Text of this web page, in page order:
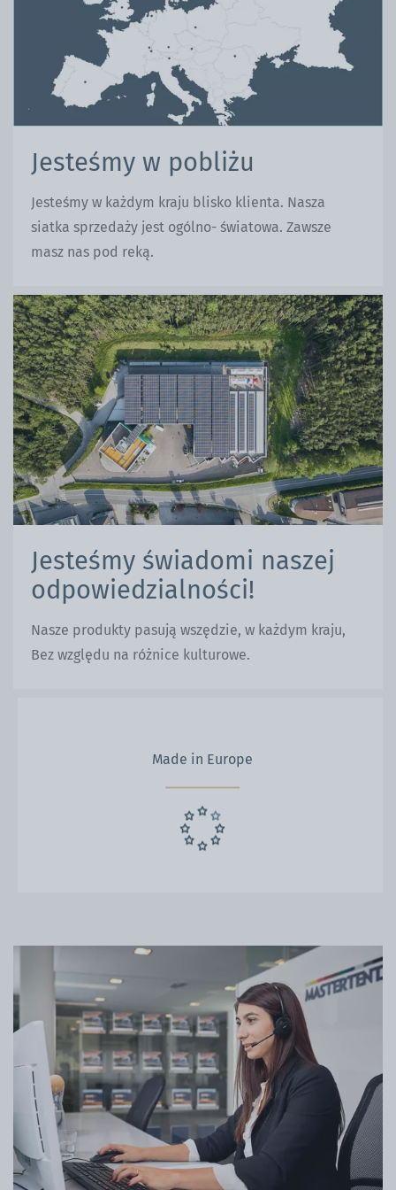
Jesteśmy w pobliżu
Jesteśmy w każdym kraju blisko klienta. Nasza
siatka sprzedaży jest ogólno- światowa. Zawsze
masz nas pod reką.
Jesteśmy świadomi naszej
odpowiedzialności!
Nasze produkty pasują wszędzie, w każdym kraju,
Bez względu na różnice kulturowe.
Made in Europe